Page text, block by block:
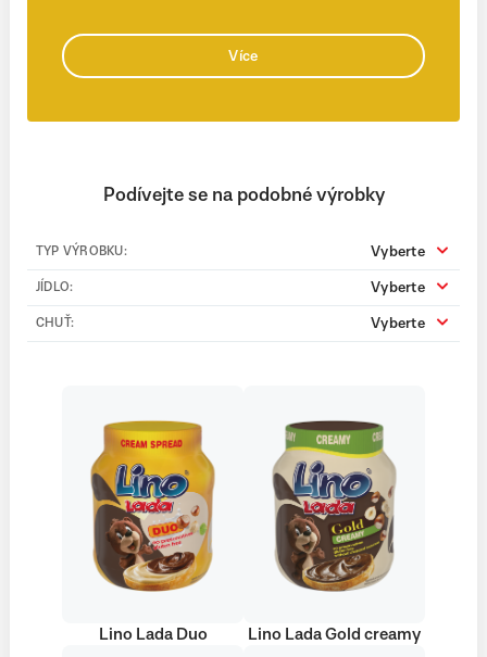
Více
Podívejte se na podobné výrobky
TYP VÝROBKU: Vyberte
JÍDLO: Vyberte
CHUŤ: Vyberte
Lino Lada Duo Lino Lada Gold creamy